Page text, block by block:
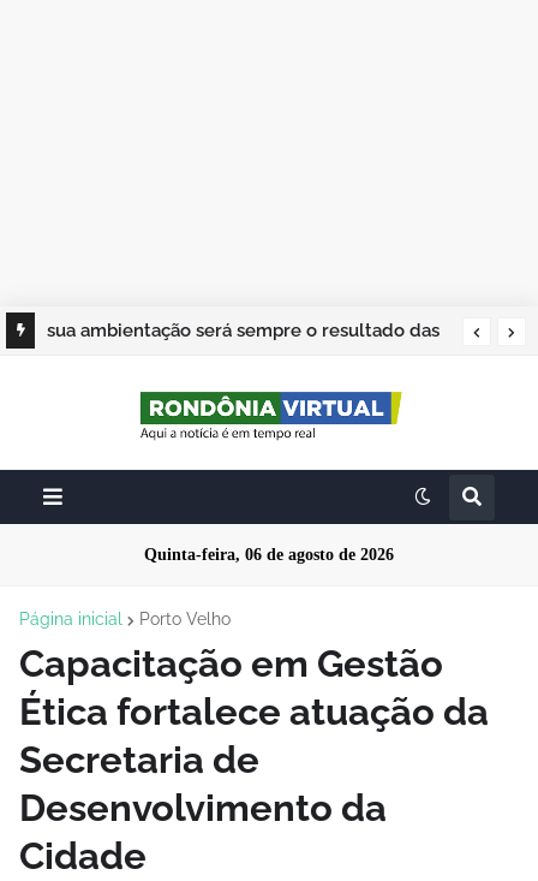
sua ambientação será sempre o resultado das
Quinta-feira, 06 de agosto de 2026
Página inicial Porto Velho
Capacitação em Gestão
Ética fortalece atuação da
Secretaria de
Desenvolvimento da
Cidade